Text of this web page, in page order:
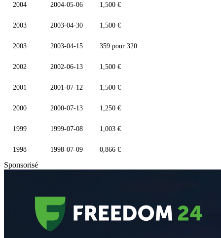
2004 2004-05-06 1,500 €
2003 2003-04-30 1,500 €
2003 2003-04-15 359 pour 320
2002 2002-06-13 1,500 €
2001 2001-07-12 1,500 €
2000 2000-07-13 1,250 €
1999 1999-07-08 1,003 €
1998 1998-07-09 0,866 €
Sponsorisé